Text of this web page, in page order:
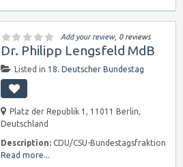
Add your review, 0 reviews
Dr. Philipp Lengsfeld MdB
Listed in 18. Deutscher Bundestag
Platz der Republik 1, 11011 Berlin,
Deutschland
Description: CDU/CSU-Bundestagsfraktion
Read more...